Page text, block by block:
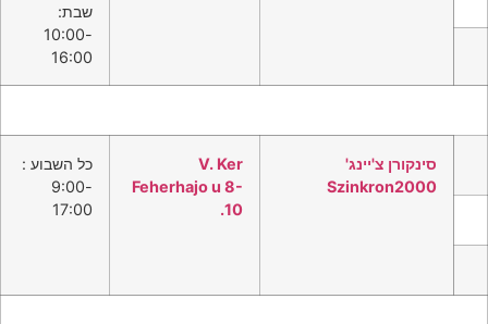
שבת:
10:00-
16:00
סינקורן צ'יינג'
Szinkron2000
V. Ker
Feherhajo u 8-
10.
כל השבוע :
9:00-
17:00